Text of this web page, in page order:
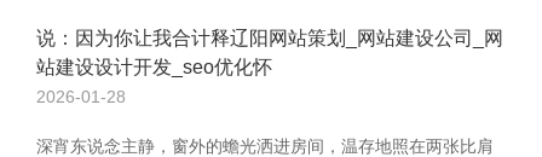
说：因为你让我合计释辽阳网站策划_网站建设公司_网
站建设设计开发_seo优化怀
2026-01-28
深宵东说念主静，窗外的蟾光洒进房间，温存地照在两张比肩